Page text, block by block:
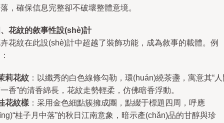
，確保信息完整卻不破壞整體意境。
花紋的敘事性設(shè)計
花紋在此設(shè)計中超越了裝飾功能，成為敘事的載體。例
莉花紋 ：以纖秀的白色線條勾勒，環(huán)繞茶盞，寓意其“
香”的清香綿長，花紋走勢輕柔，仿佛暗香浮動。
花紋樣 ：采用金色細點簇擁成團，點綴于標題四周，呼應
桂子月中落”的秋日江南意象，暗示產(chǎn)品的甘醇與珍